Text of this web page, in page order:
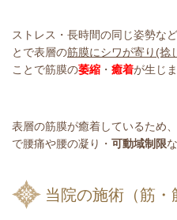
ストレス・長時間の同じ姿勢な
とで表層の筋膜にシワが寄り(捻
ことで筋膜の萎縮 ・ 癒着が生じま
表層の筋膜が癒着しているため
で腰痛や腰の凝り・ 可動域制限
当院の施術（筋・